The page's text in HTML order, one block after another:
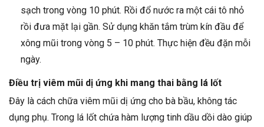
sạch trong vòng 10 phút. Rồi đổ nước ra một cái tô nhỏ
rồi đưa mặt lại gần. Sử dụng khăn tắm trùm kín đầu để
xông mũi trong vòng 5 – 10 phút. Thực hiện đều đặn mỗi
ngày.
Điều trị viêm mũi dị ứng khi mang thai bằng lá lốt
Đây là cách chữa viêm mũi dị ứng cho bà bầu, không tác
dụng phụ. Trong lá lốt chứa hàm lượng tinh dầu dồi dào giúp